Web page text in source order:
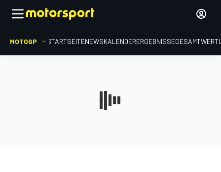
MOTOGP STARTSEITENEWSKALENDERERGEBNISSE